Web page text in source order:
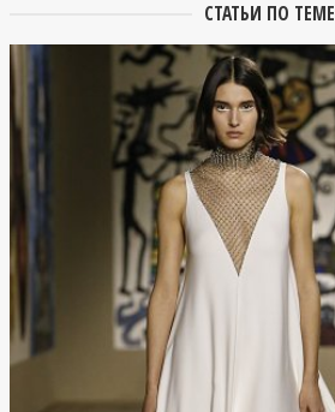
СТАТЬИ ПО ТЕМЕ